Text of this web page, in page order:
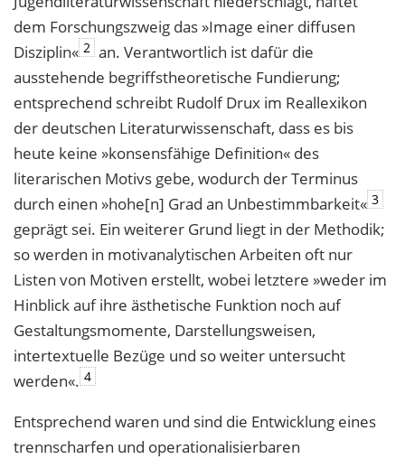
dem Forschungszweig das »Image einer diffusen
Disziplin« 2 an. Verantwortlich ist dafür die
ausstehende begriffstheoretische Fundierung;
entsprechend schreibt Rudolf Drux im Reallexikon
der deutschen Literaturwissenschaft, dass es bis
heute keine »konsensfähige Definition« des
literarischen Motivs gebe, wodurch der Terminus
durch einen »hohe[n] Grad an Unbestimmbarkeit« 3
geprägt sei. Ein weiterer Grund liegt in der Methodik;
so werden in motivanalytischen Arbeiten oft nur
Listen von Motiven erstellt, wobei letztere »weder im
Hinblick auf ihre ästhetische Funktion noch auf
Gestaltungsmomente, Darstellungsweisen,
intertextuelle Bezüge und so weiter untersucht
werden«. 4
Entsprechend waren und sind die Entwicklung eines
trennscharfen und operationalisierbaren